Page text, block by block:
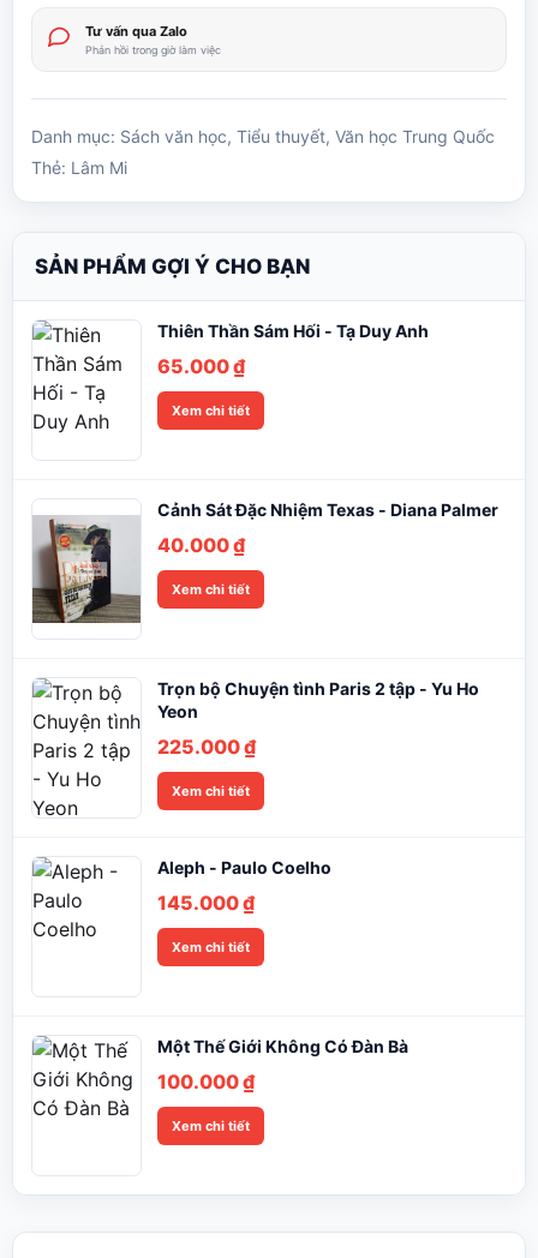
Tư vấn qua Zalo
Phản hồi trong giờ làm việc
Danh mục: Sách văn học, Tiểu thuyết, Văn học Trung Quốc
Thẻ: Lâm Mi
SẢN PHẨM GỢI Ý CHO BẠN
Thiên Thần Sám Hối - Tạ Duy Anh
65.000₫
Xem chi tiết
Cảnh Sát Đặc Nhiệm Texas - Diana Palmer
40.000₫
Xem chi tiết
Trọn bộ Chuyện tình Paris 2 tập - Yu Ho
Yeon
225.000₫
Xem chi tiết
Aleph - Paulo Coelho
145.000₫
Xem chi tiết
Một Thế Giới Không Có Đàn Bà
100.000₫
Xem chi tiết